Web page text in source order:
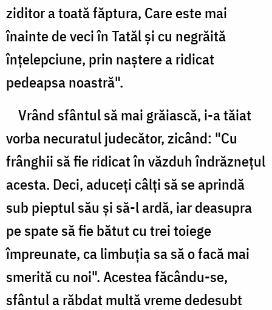
ziditor a toată făptura, Care este mai
înainte de veci în Tatăl şi cu negrăită
înţelepciune, prin naştere a ridicat
pedeapsa noastră".
Vrând sfântul să mai grăiască, i-a tăiat
vorba necuratul judecător, zicând: "Cu
frânghii să fie ridicat în văzduh îndrăzneţul
acesta. Deci, aduceţi câlţi să se aprindă
sub pieptul său şi să-l ardă, iar deasupra
pe spate să fie bătut cu trei toiege
împreunate, ca limbuţia sa să o facă mai
smerită cu noi". Acestea făcându-se,
sfântul a răbdat multă vreme dedesubt